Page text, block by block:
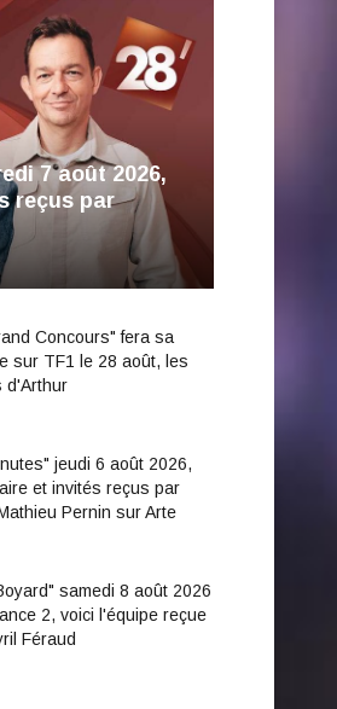
7 août 2026,
reçus par
Concours" fera sa
sur TF1 le 28 août, les
d'Arthur
jeudi 6 août 2026,
et invités reçus par
Pernin sur Arte
samedi 8 août 2026
2, voici l'équipe reçue
Féraud